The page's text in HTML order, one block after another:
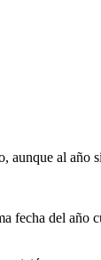
aunque al año
fecha del año